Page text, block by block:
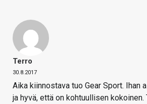
Terro
30.8.2017
Aika kiinnostava tuo Gear Sport. Ihan
ja hyvä, että on kohtuullisen